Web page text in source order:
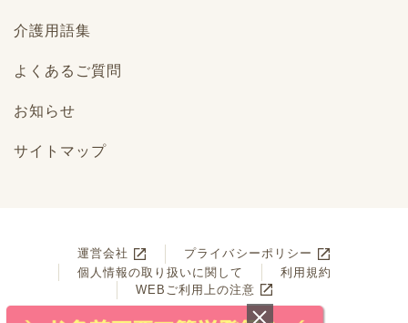
介護用語集
よくあるご質問
お知らせ
サイトマップ
運営会社
プライバシーポリシー
個人情報の取り扱いに関して
利用規約
WEBご利用上の注意